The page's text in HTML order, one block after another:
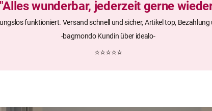
startest du
"Alles wunderbar, jederzeit gerne
funktioniert. Versand schnell und sicher, Artikel top,
-bagmondo Kundin über idealo-
⭐⭐⭐⭐⭐